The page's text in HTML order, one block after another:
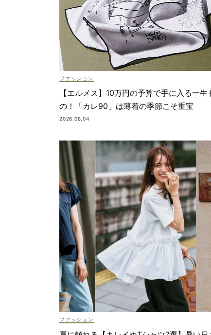
ファッション
【エルメス】10万円の予算で手に入る一生
の！「カレ90」は薄着の季節こそ重宝
2026.08.04
ファッション